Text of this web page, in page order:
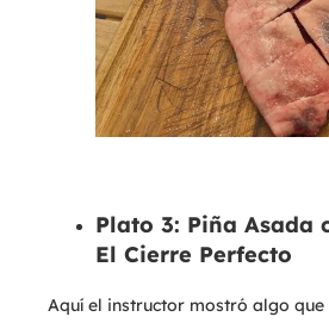
Plato 3: Piña Asada
El Cierre Perfecto
Aquí el instructor mostró algo que